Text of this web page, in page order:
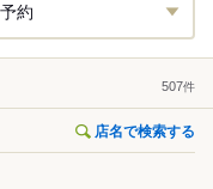
約
507件
店名で検索する